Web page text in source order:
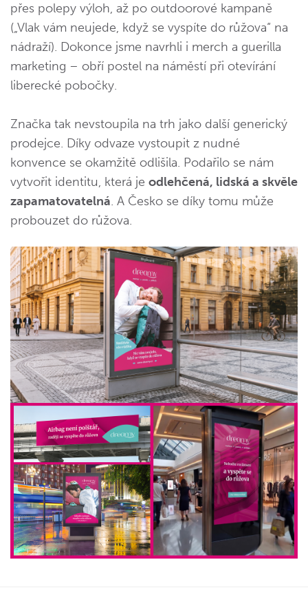
přes polepy výloh, až po outdoorové kampaně
(„Vlak vám neujede, když se vyspíte do růžova“ na
nádraží). Dokonce jsme navrhli i merch a guerilla
marketing – obří postel na náměstí při otevírání
liberecké pobočky.
Značka tak nevstoupila na trh jako další generický
prodejce. Díky odvaze vystoupit z nudné
konvence se okamžitě odlišila. Podařilo se nám
vytvořit identitu, která je odlehčená, lidská a skvěle
zapamatovatelná. A Česko se díky tomu může
probouzet do růžova.